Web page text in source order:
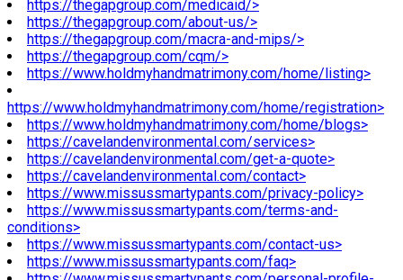
https://thegapgroup.com/medicaid/>
https://thegapgroup.com/about-us/>
https://thegapgroup.com/macra-and-mips/>
https://thegapgroup.com/cqm/>
https://www.holdmyhandmatrimony.com/home/listing>
https://www.holdmyhandmatrimony.com/home/registration>
https://www.holdmyhandmatrimony.com/home/blogs>
https://cavelandenvironmental.com/services>
https://cavelandenvironmental.com/get-a-quote>
https://cavelandenvironmental.com/contact>
https://www.missussmartypants.com/privacy-policy>
https://www.missussmartypants.com/terms-and-
conditions>
https://www.missussmartypants.com/contact-us>
https://www.missussmartypants.com/faq>